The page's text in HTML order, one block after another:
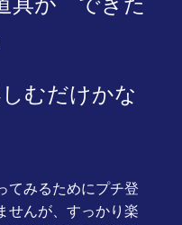
むだけかな
てみるためにプチ登
せんが、すっかり楽